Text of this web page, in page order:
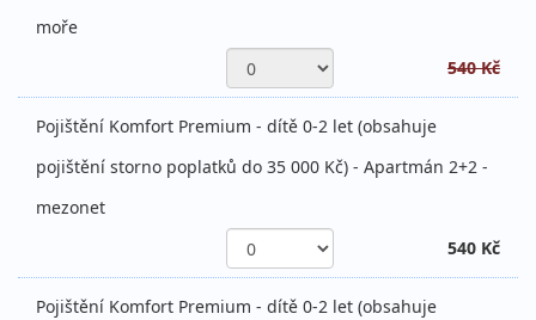
moře
540 Kč
Pojištění Komfort Premium - dítě 0-2 let (obsahuje
pojištění storno poplatků do 35 000 Kč) - Apartmán 2+2 -
mezonet
540 Kč
Pojištění Komfort Premium - dítě 0-2 let (obsahuje